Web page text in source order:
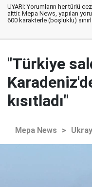
UYARI: Yorumların her türlü
aittir. Mepa News, yapılan
600 karakterle (boşluklu)
"Türkiye
kısıtladı"
Mepa News >